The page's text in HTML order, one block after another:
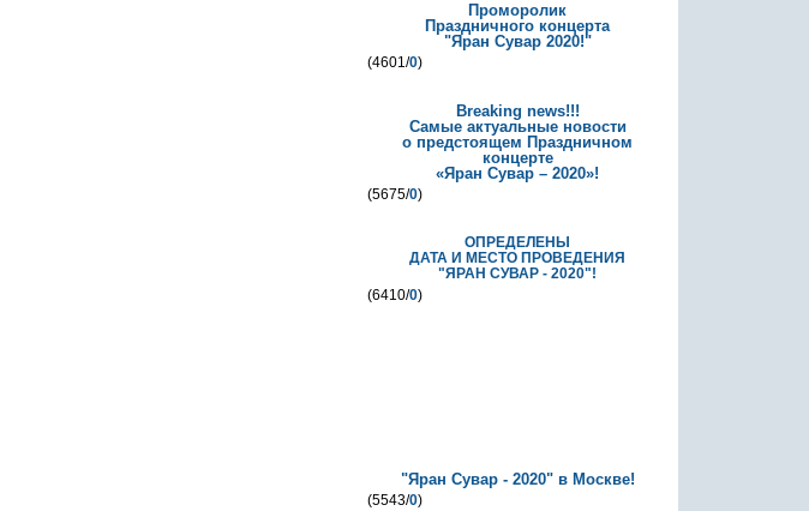
Проморолик
Праздничного концерта
"Яран Сувар 2020!"
(4601/0)
Breaking news!!!
Самые актуальные новости
о предстоящем Праздничном
концерте
«Яран Сувар – 2020»!
(5675/0)
ОПРЕДЕЛЕНЫ
ДАТА И МЕСТО ПРОВЕДЕНИЯ
"ЯРАН СУВАР - 2020"!
(6410/0)
"Яран Сувар - 2020" в Москве!
(5543/0)